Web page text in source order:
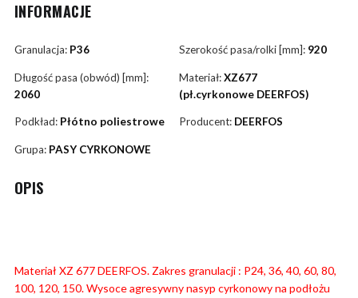
INFORMACJE
Granulacja: P36 Szerokość pasa/rolki [mm]: 920
Długość pasa (obwód) [mm]:
2060
Materiał:XZ677
(pł.cyrkonowe DEERFOS)
Podkład: Płótno poliestrowe Producent: DEERFOS
Grupa: PASY CYRKONOWE
OPIS
Materiał XZ 677 DEERFOS. Zakres granulacji : P24, 36, 40, 60, 80,
100, 120, 150. Wysoce agresywny nasyp cyrkonowy na podłożu